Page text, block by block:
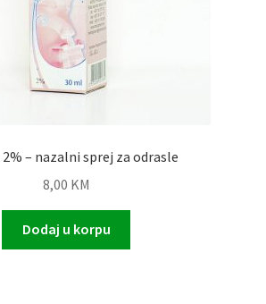
– nazalni sprej za odrasle
8,00 KM
Dodaj u korpu